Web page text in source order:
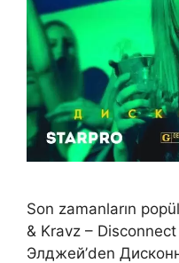
Son zamanların
& Kravz –
Элджей’den